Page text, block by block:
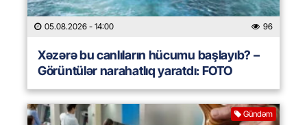
05.08.2026 - 14:00 96
Xəzərə bu canlıların hücumu başlayıb? –
Görüntülər narahatlıq yaratdı: FOTO
Gündəm